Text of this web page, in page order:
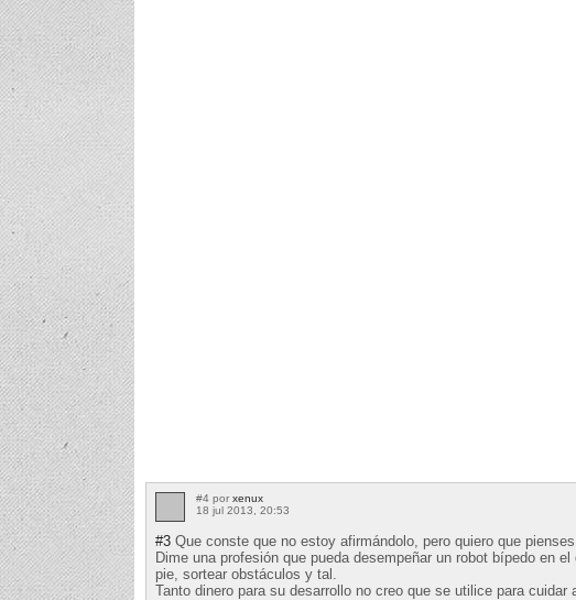
#4 por xenux
18 jul 2013, 20:53
#3 Que conste que no estoy afirmándolo, pero quiero que
Dime una profesión que pueda desempeñar un robot bípedo en
pie, sortear obstáculos y tal.
Tanto dinero para su desarrollo no creo que se utilice para cuidar